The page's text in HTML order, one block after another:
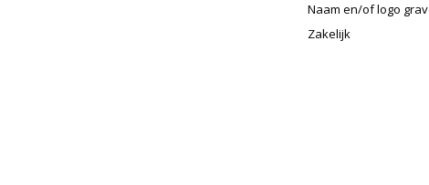
Naam en/of logo
Zakelijk